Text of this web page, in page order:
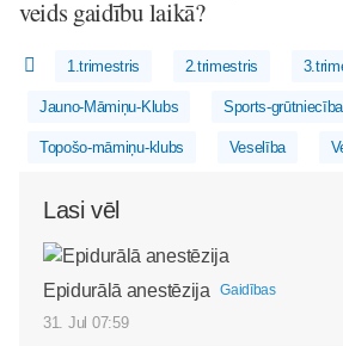
veids gaidību laikā?
1.trimestris 2.trimestris
Jauno-Māmiņu-Klubs Sports-
Topošo-māmiņu-klubs Veselība
Lasi vēl
Epidurālā anestēzija Gaidības
31. Jul 07:59